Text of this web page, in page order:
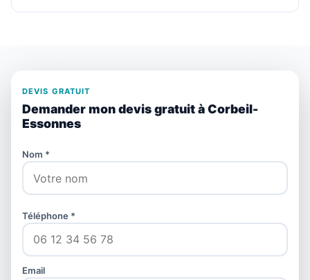
DEVIS GRATUIT
Demander mon devis gratuit à Corbeil-
Essonnes
Nom *
Téléphone *
Email